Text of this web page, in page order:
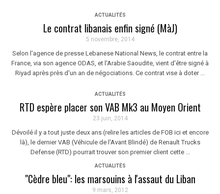
ACTUALITÉS
Le contrat libanais enfin signé (MàJ)
5 novembre, 2014
Selon l'agence de presse Lebanese National News, le contrat entre la
France, via son agence ODAS, et l'Arabie Saoudite, vient d'être signé à
Riyad après près d'un an de négociations. Ce contrat vise à doter ...
ACTUALITÉS
RTD espère placer son VAB Mk3 au Moyen Orient
23 juin, 2014
Dévoilé il y a tout juste deux ans (relire les articles de FOB ici et encore
là), le dernier VAB (Véhicule de l'Avant Blindé) de Renault Trucks
Defense (RTD) pourrait trouver son premier client cette ...
ACTUALITÉS
"Cèdre bleu": les marsouins à l'assaut du Liban
9 mars, 2012